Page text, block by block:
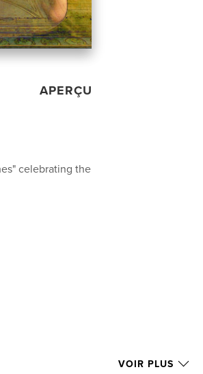
APERÇU
celebrating the
VOIR PLUS